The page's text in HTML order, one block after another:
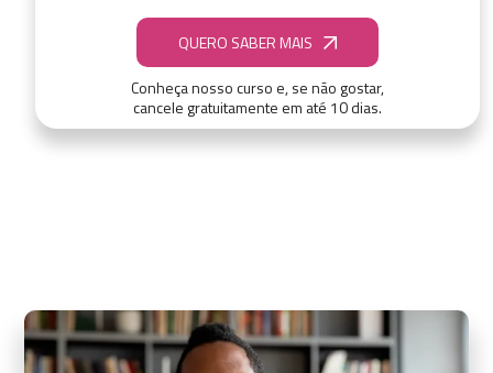
QUERO SABER MAIS
Conheça nosso curso e, se não gostar,
cancele gratuitamente em até 10 dias.